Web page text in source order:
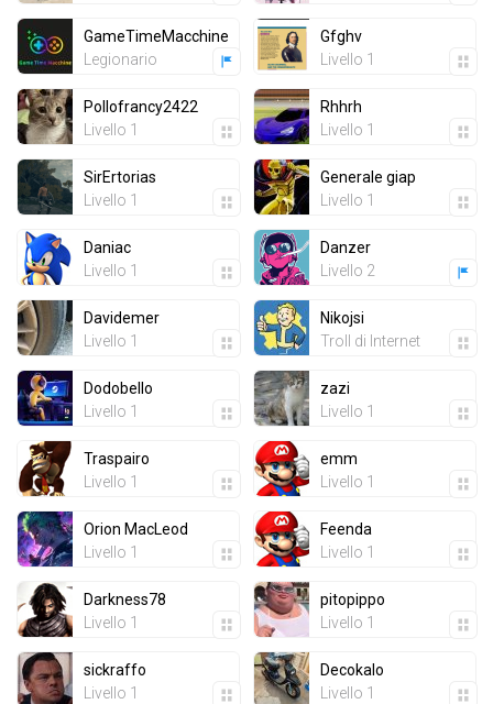
GameTimeMacchine
Legionario
Gfghv
Livello 1
Pollofrancy2422
Livello 1
Rhhrh
Livello 1
SirErtorias
Livello 1
Generale giap
Livello 1
Daniac
Livello 1
Danzer
Livello 2
Davidemer
Livello 1
Nikojsi
Troll di Internet
Dodobello
Livello 1
zazi
Livello 1
Traspairo
Livello 1
emm
Livello 1
Orion MacLeod
Livello 1
Feenda
Livello 1
Darkness78
Livello 1
pitopippo
Livello 1
sickraffo
Livello 1
Decokalo
Livello 1